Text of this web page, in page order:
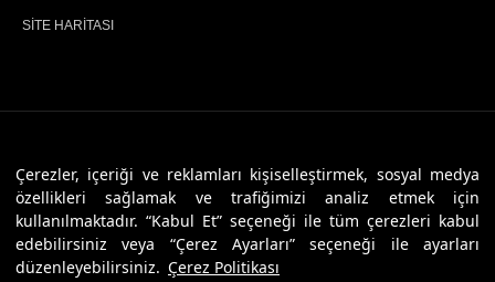
Çerezler, içeriği ve reklamları kişiselleştirmek, sosyal medya
özellikleri sağlamak ve trafiğimizi analiz etmek için
kullanılmaktadır. “Kabul Et” seçeneği ile tüm çerezleri kabul
edebilirsiniz veya “Çerez Ayarları” seçeneği ile ayarları
düzenleyebilirsiniz. Çerez Politikası
SİTE HARİTASI